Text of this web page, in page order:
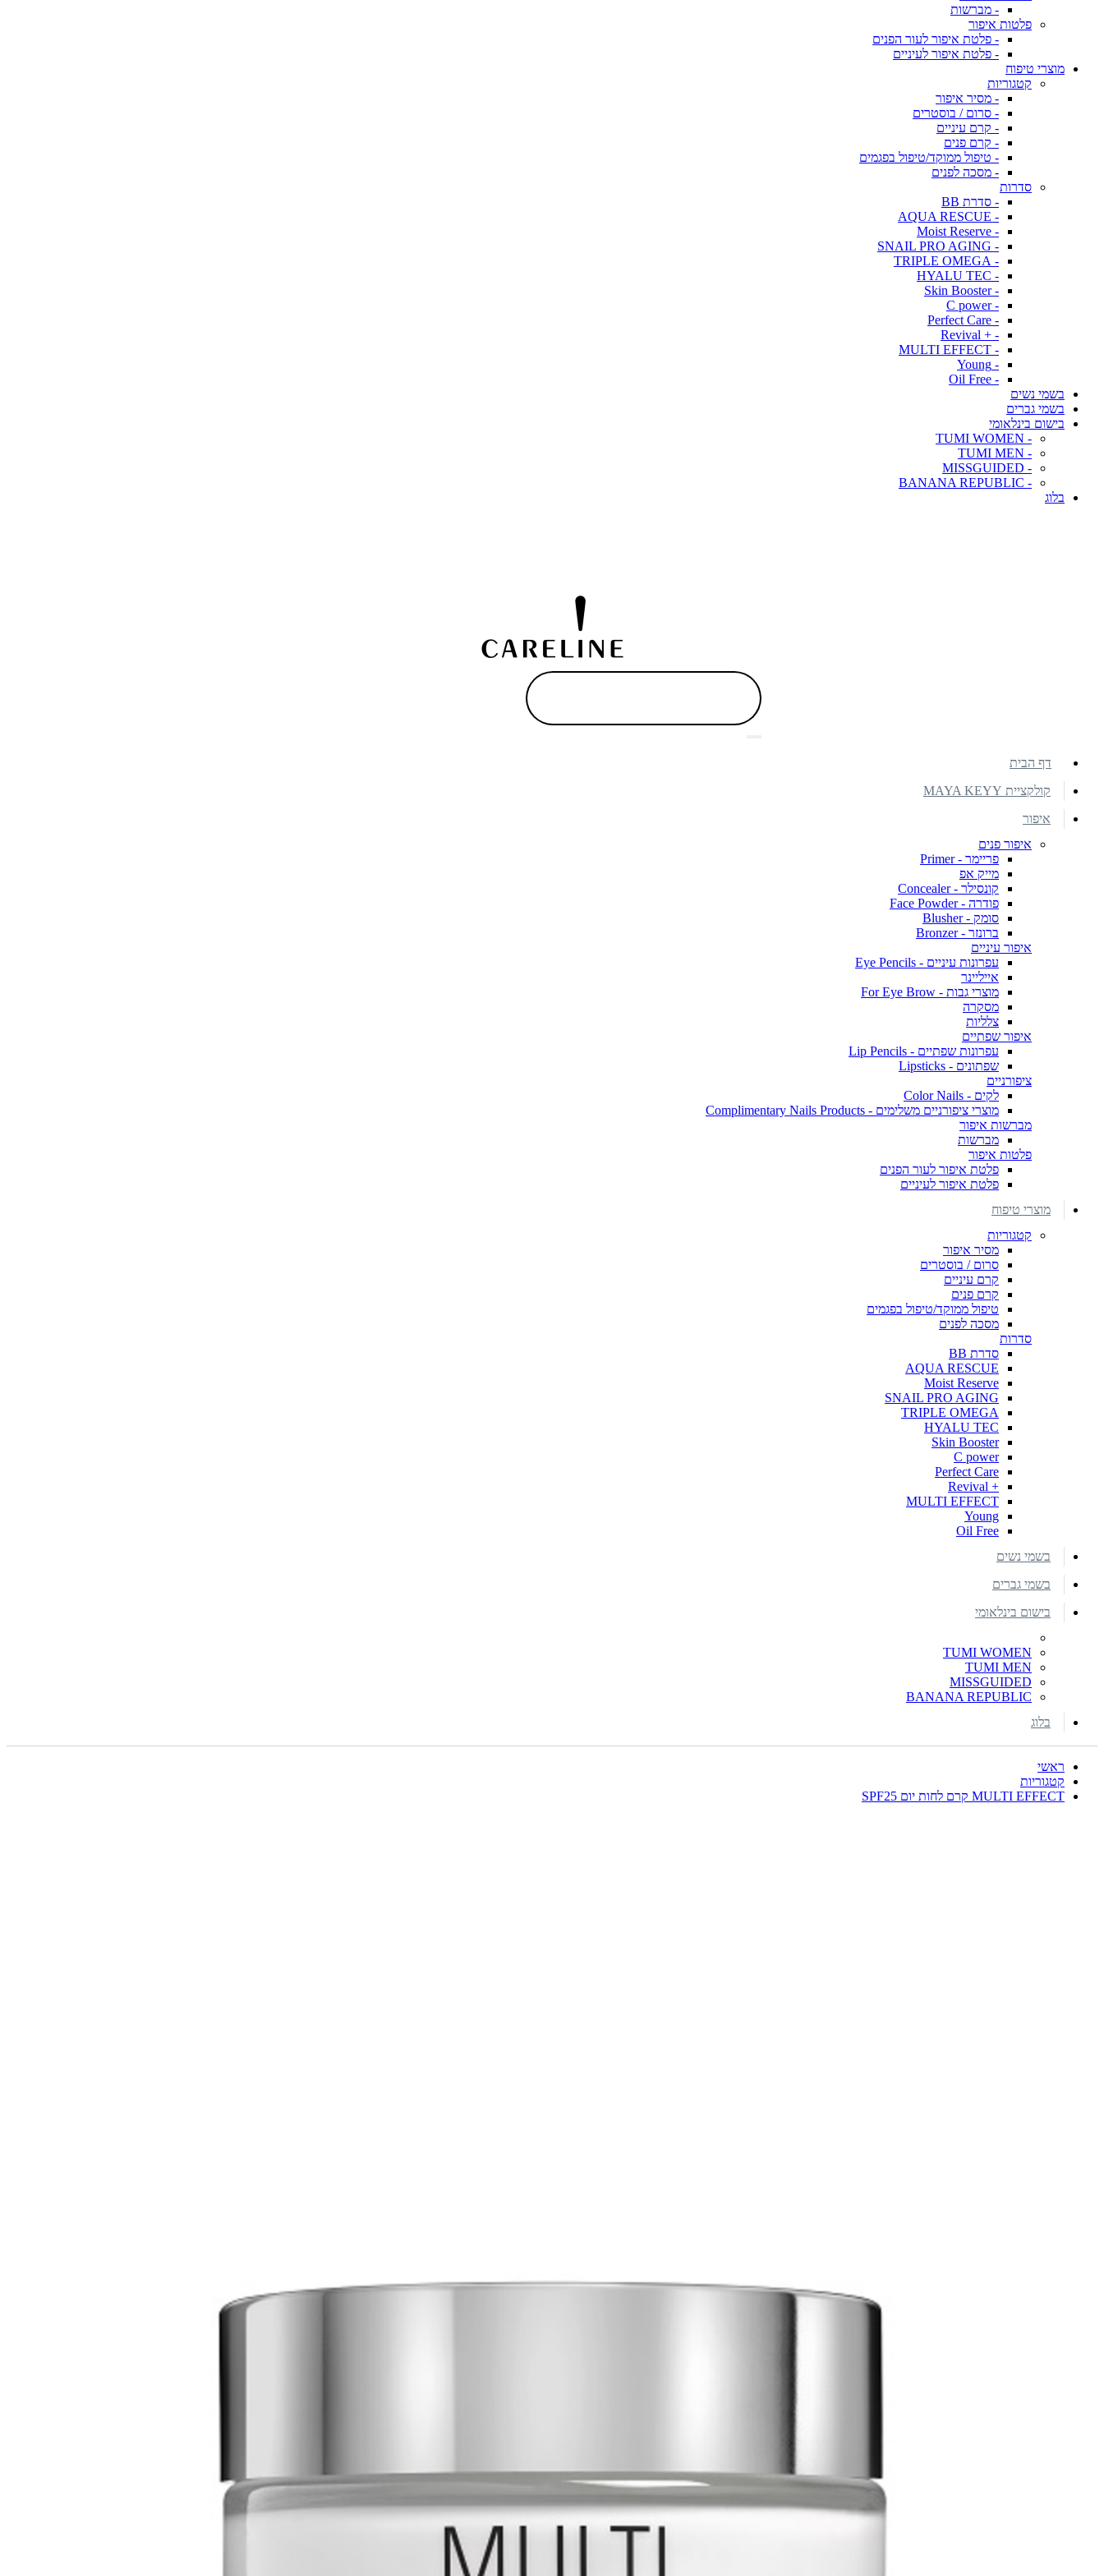
- מברשות
פלטות איפור
- פלטת איפור לעור הפנים
- פלטת איפור לעיניים
מוצרי טיפוח
קטגוריות
- מסיר איפור
- סרום / בוסטרים
- קרם עיניים
- קרם פנים
- טיפול ממוקד/טיפול בפגמים
- מסכה לפנים
סדרות
- סדרת BB
- AQUA RESCUE
- Moist Reserve
- SNAIL PRO AGING
- TRIPLE OMEGA
- HYALU TEC
- Skin Booster
- C power
- Perfect Care
- + Revival
- MULTI EFFECT
- Young
- Oil Free
בשמי נשים
בשמי גברים
בישום בינלאומי
- TUMI WOMEN
- TUMI MEN
- MISSGUIDED
- BANANA REPUBLIC
בלוג
דף הבית
קולקציית MAYA KEYY
איפור
איפור פנים
פריימר - Primer
מייק אפ
קונסילר - Concealer
פודרה - Face Powder
סומק - Blusher
ברונזר - Bronzer
איפור עיניים
עפרונות עיניים - Eye Pencils
אייליינר
מוצרי גבות - For Eye Brow
מסקרה
צלליות
איפור שפתיים
עפרונות שפתיים - Lip Pencils
שפתונים - Lipsticks
ציפורניים
לקים - Color Nails
מוצרי ציפורניים משלימים - Complimentary Nails Products
מברשות איפור
מברשות
פלטות איפור
פלטת איפור לעור הפנים
פלטת איפור לעיניים
מוצרי טיפוח
קטגוריות
מסיר איפור
סרום / בוסטרים
קרם עיניים
קרם פנים
טיפול ממוקד/טיפול בפגמים
מסכה לפנים
סדרות
סדרת BB
AQUA RESCUE
Moist Reserve
SNAIL PRO AGING
TRIPLE OMEGA
HYALU TEC
Skin Booster
C power
Perfect Care
+ Revival
MULTI EFFECT
Young
Oil Free
בשמי נשים
בשמי גברים
בישום בינלאומי
TUMI WOMEN
TUMI MEN
MISSGUIDED
BANANA REPUBLIC
בלוג
ראשי
קטגוריות
MULTI EFFECT קרם לחות יום SPF25